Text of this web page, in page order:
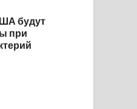
будут
при